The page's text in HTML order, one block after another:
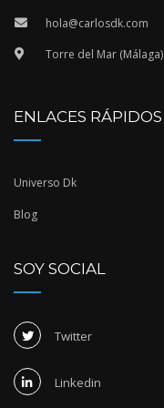
hola@carlosdk.com
Torre del Mar (Málaga)
ENLACES RÁPIDOS
Universo Dk
Blog
SOY SOCIAL
Twitter
Linkedin